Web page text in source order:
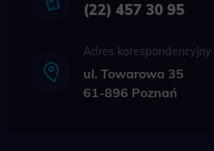
(22) 457 30 95
Adres korespondencyjny
ul. Towarowa 35
61-896 Poznań